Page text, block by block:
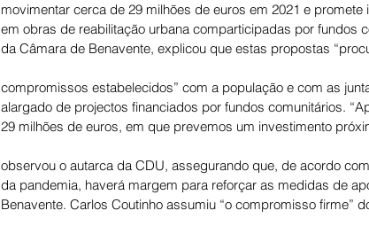
movimentar cerca de 29 milhões de euros em 2021 e
em obras de reabilitação urbana comparticipadas por fundos
da Câmara de Benavente, explicou que estas propostas
compromissos estabelecidos” com a população e com as
alargado de projectos financiados por fundos comunitários.
29 milhões de euros, em que prevemos um investimento
observou o autarca da CDU, assegurando que, de acordo
da pandemia, haverá margem para reforçar as medidas de
Benavente. Carlos Coutinho assumiu “o compromisso firme”